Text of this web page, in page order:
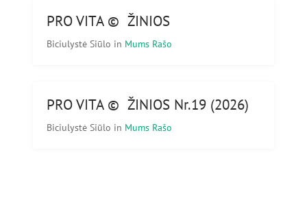
PRO VITA © ŽINIOS
Biciulystė Siūlo in Mums Rašo
PRO VITA © ŽINIOS Nr.19 (2026)
Biciulystė Siūlo in Mums Rašo